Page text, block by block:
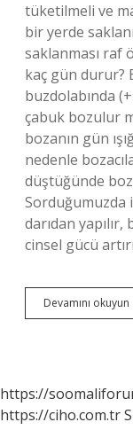
tüketilmeli ve
bir yerde
saklanması raf
kaç gün durur?
buzdolabında
çabuk bozulur
bozanın gün
nedenle
düştüğünde
Sorduğumuzda
darıdan yapılır,
cinsel gücü
Devamını okuyun
https://
https://ciho.com.tr